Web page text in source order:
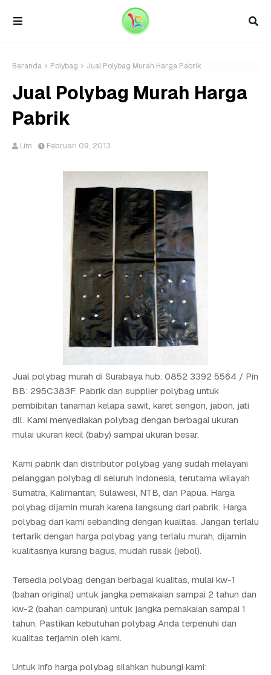
Beranda Polybag Jual Polybag Murah Harga Pabrik
Jual Polybag Murah Harga
Pabrik
Lim Februari 09, 2013
Jual polybag murah di Surabaya hub. 0852 3392 5564 / Pin
BB: 295C383F. Pabrik dan supplier polybag untuk
pembibitan tanaman kelapa sawit, karet sengon, jabon, jati
dll. Kami menyediakan polybag dengan berbagai ukuran
mulai ukuran kecil (baby) sampai ukuran besar.
Kami pabrik dan distributor polybag yang sudah melayani
pelanggan polybag di seluruh Indonesia, terutama wilayah
Sumatra, Kalimantan, Sulawesi, NTB, dan Papua. Harga
polybag dijamin murah karena langsung dari pabrik. Harga
polybag dari kami sebanding dengan kualitas. Jangan terlalu
tertarik dengan harga polybag yang terlalu murah, dijamin
kualitasnya kurang bagus, mudah rusak (jebol).
Tersedia polybag dengan berbagai kualitas, mulai kw-1
(bahan original) untuk jangka pemakaian sampai 2 tahun dan
kw-2 (bahan campuran) untuk jangka pemakaian sampai 1
tahun. Pastikan kebutuhan polybag Anda terpenuhi dan
kualitas terjamin oleh kami.
Untuk info harga polybag silahkan hubungi kami: